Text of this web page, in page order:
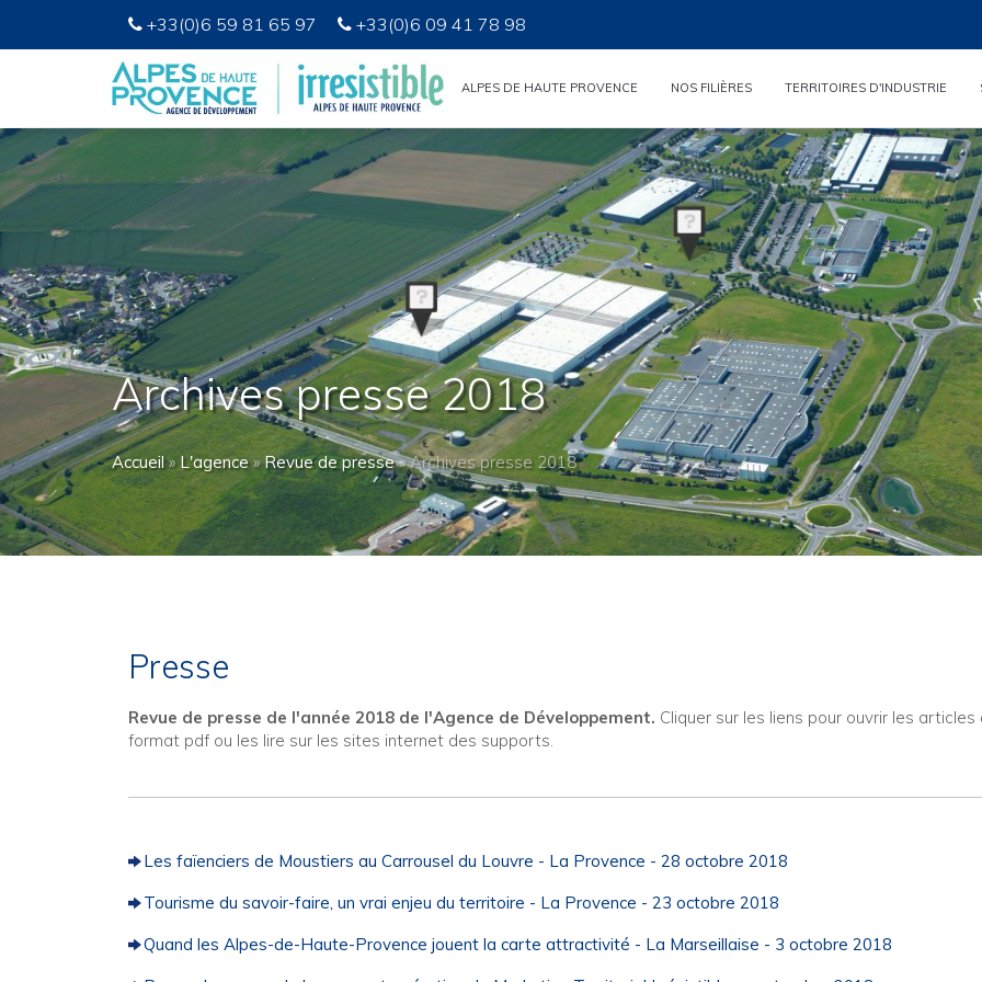
+33(0)6 59 81 65 97 +33(0)6 09 41 78 98
ALPES DE HAUTE PROVENCE NOS FILIÈRES TERRITOIRES D'INDUSTRIE
Archives presse 2018
Accueil» L'agence»Revue de presse»Archives presse 2018
Presse
Revue de presse de l'année 2018 de l'Agence de Développement. Cliquer sur les liens pour ouvrir les articles
format pdf ou les lire sur les sites internet des supports.
Les faïenciers de Moustiers au Carrousel du Louvre - La Provence - 28 octobre 2018
Tourisme du savoir-faire, un vrai enjeu du territoire - La Provence - 23 octobre 2018
Quand les Alpes-de-Haute-Provence jouent la carte attractivité - La Marseillaise - 3 octobre 2018